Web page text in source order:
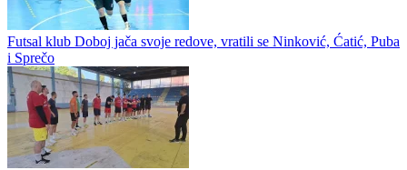
Futsal klub Doboj jača svoje redove, vratili se Ninković, Ćatić, Puba
i Sprečo